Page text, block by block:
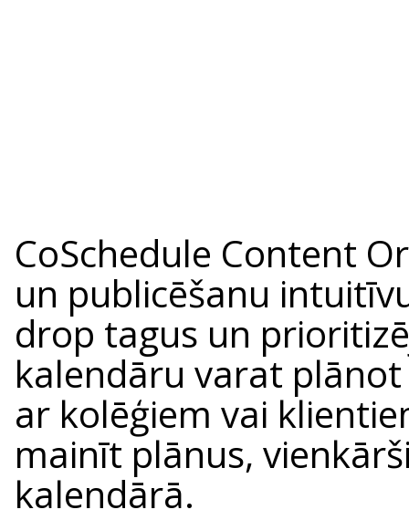
CoSchedule Content
un publicēšanu
drop tagus un
kalendāru varat
ar kolēģiem vai
mainīt plānus,
kalendārā.